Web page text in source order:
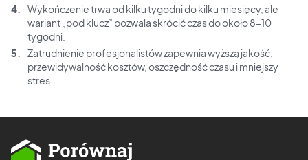
Wykończenie trwa od kilku tygodni do kilku miesięcy, ale
wariant „pod klucz” pozwala skrócić czas do około 8–10
tygodni.
Zatrudnienie profesjonalistów zapewnia wyższą jakość,
przewidywalność kosztów, oszczędność czasu i mniejszy
stres.